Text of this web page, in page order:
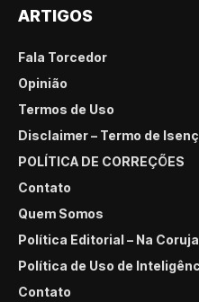
ARTIGOS
Fala Torcedor
Opinião
Termos de Uso
Disclaimer – Termo de
POLÍTICA DE CORREÇÕES
Contato
Quem Somos
Política Editorial – Na Coruja
Política de Uso de
Contato